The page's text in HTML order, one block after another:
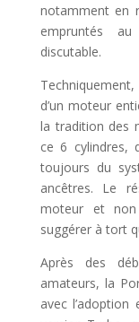
notamment en
empruntés
discutable.
d’un moteur
la tradition des
ce 6 cylindres,
toujours du
ancêtres. Le
moteur et
suggérer à tort
Après des
amateurs, la
avec